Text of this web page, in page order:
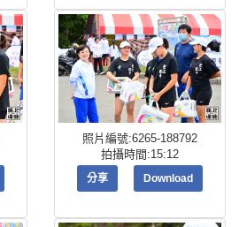
照片編號:6265-188792
拍攝時間:15:12
分享 Download